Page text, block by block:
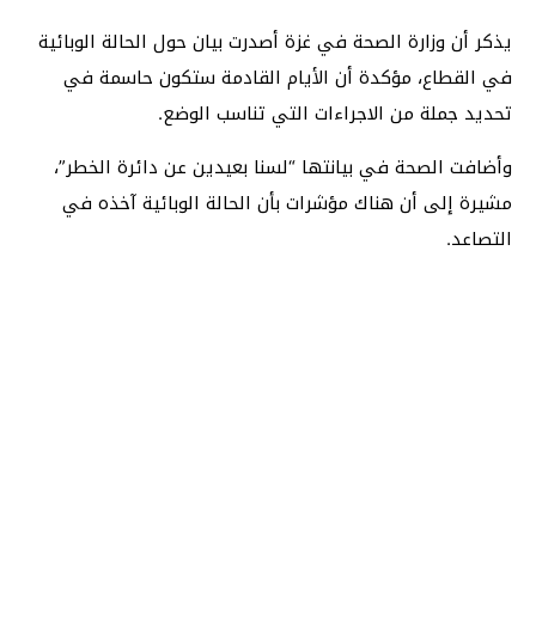
يذكر أن وزارة الصحة في غزة أصدرت بيان حول الحالة الوبائية
في القطاع، مؤكدة أن الأيام القادمة ستكون حاسمة في
تحديد جملة من الاجراءات التي تناسب الوضع.
وأضافت الصحة في بيانتها “لسنا بعيدين عن دائرة الخطر”،
مشيرة إلى أن هناك مؤشرات بأن الحالة الوبائية آخذه في
التصاعد.